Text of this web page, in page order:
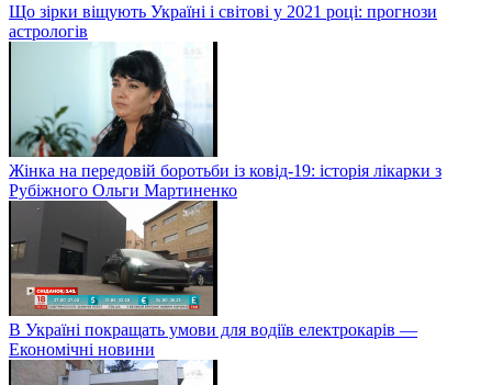
Що зірки віщують Україні і світові у 2021 році: прогнози
астрологів
Жінка на передовій боротьби із ковід-19: історія лікарки з
Рубіжного Ольги Мартиненко
В Україні покращать умови для водіїв електрокарів —
Економічні новини